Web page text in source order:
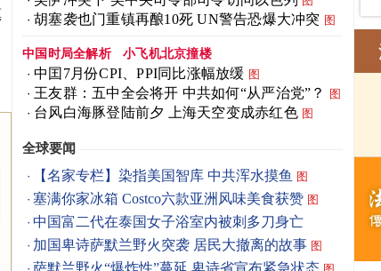
胡塞袭也门重镇再酿10死 UN警告恐爆大冲突 图
中国时局全解析 小飞机北京撞楼
中囯7月份CPI、PPI同比涨幅放缓 图
王友群：五中全会将开 中共如何“从严治党”？ 图
台风白海豚登陆前夕 上海天空变成赤红色 图
全球要闻
【名家专栏】染指美国智库 中共浑水摸鱼 图
塞满你家冰箱 Costco六款亚洲风味美食获赞 图
中国富二代在泰国女子浴室内被刺多刀身亡
加国卑诗萨默兰野火突袭 居民大撤离的故事 图
萨默兰野火“爆炸性”蔓延 卑诗省宣布紧急状态